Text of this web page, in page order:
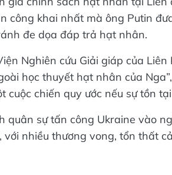
gia chính sách hạt nhân tại Liên
công khai nhất mà ông Putin
đe dọa đáp trả hạt nhân.
Nghiên cứu Giải giáp của
học thuyết hạt nhân của
cuộc chiến quy ước nếu sự tồn
quân sự tấn công Ukraine vào
nhiều thương vong, tổn thất